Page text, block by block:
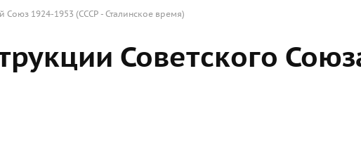
Союз 1924-1953 (СССР - Сталинское время)
Советского